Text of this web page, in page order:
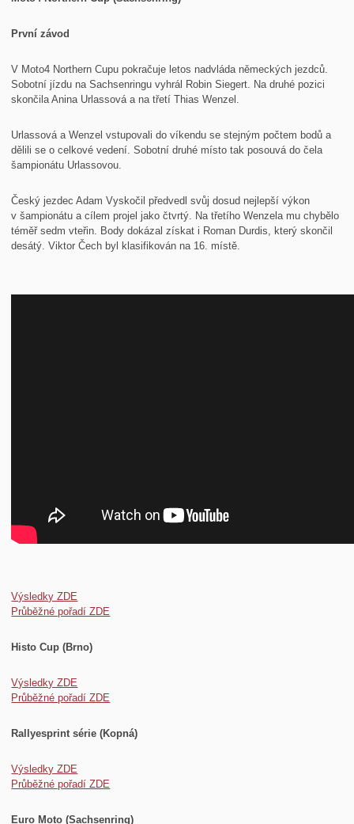
První závod
V Moto4 Northern Cupu pokračuje letos nadvláda německých jezdců.
Sobotní jízdu na Sachsenringu vyhrál Robin Siegert. Na druhé pozici
skončila Anina Urlassová a na třetí Thias Wenzel.
Urlassová a Wenzel vstupovali do víkendu se stejným počtem bodů a
dělili se o celkové vedení. Sobotní druhé místo tak posouvá do čela
šampionátu Urlassovou.
Český jezdec Adam Vyskočil předvedl svůj dosud nejlepší výkon
v šampionátu a cílem projel jako čtvrtý. Na třetího Wenzela mu chybělo
téměř sedm vteřin. Body dokázal získat i Roman Durdis, který skončil
desátý. Viktor Čech byl klasifikován na 16. místě.
Výsledky ZDE
Průběžné pořadí ZDE
Histo Cup (Brno)
Výsledky ZDE
Průběžné pořadí ZDE
Rallyesprint série (Kopná)
Výsledky ZDE
Průběžné pořadí ZDE
Euro Moto (Sachsenring)